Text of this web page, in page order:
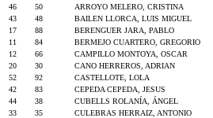
46
50 ARROYO MELERO, CRISTINA
43
48 BAILEN LLORCA, LUIS MIGUEL
17
88 BERENGUER JARA, PABLO
11
84 BERMEJO CUARTERO, GREGORIO
12
66 CAMPILLO MONTOYA, OSCAR
20
30 CANO HERREROS, ADRIAN
52
92 CASTELLOTE, LOLA
42
83 CEPEDA CEPEDA, JESUS
44
38 CUBELLS ROLANÍA, ÁNGEL
33
35 CULEBRAS HERRAIZ, ANTONIO